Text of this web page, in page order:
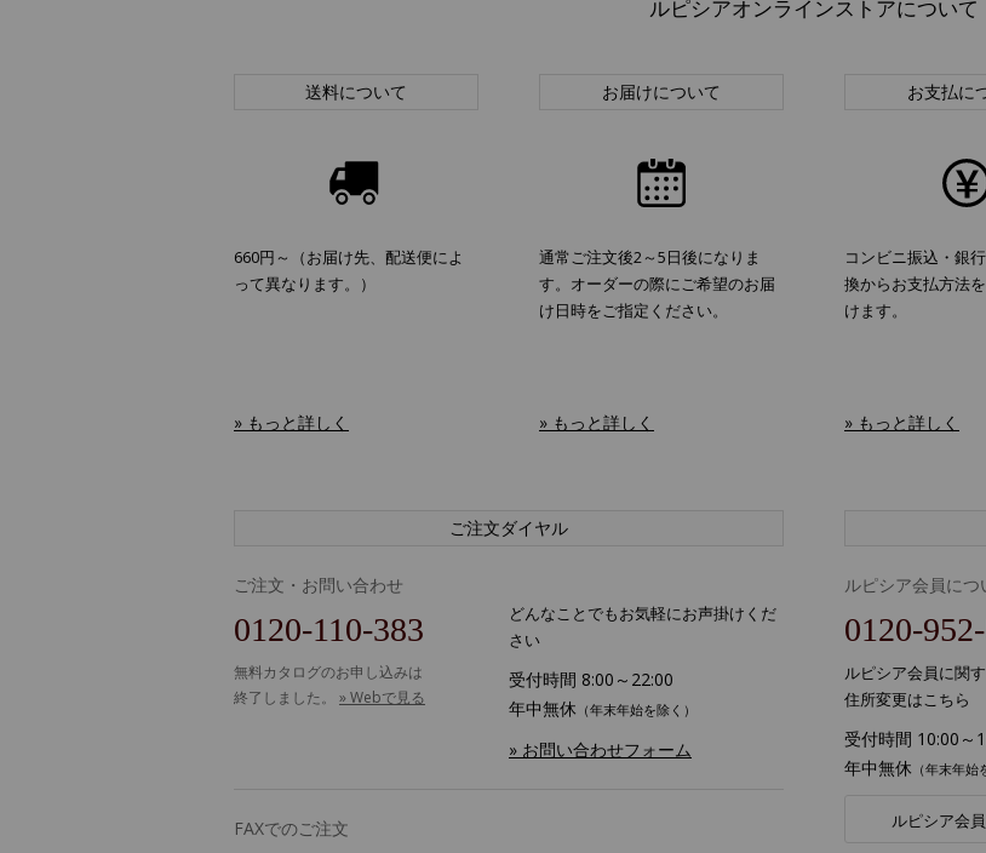
ルピシアオンラインストアについて
送料について
660円～（お届け先、配送便によ
って異なります。）
» もっと詳しく
お届けについて
通常ご注文後2～5日後になりま
す。オーダーの際にご希望のお届
け日時をご指定ください。
» もっと詳しく
お支払に
コンビニ振込・銀
換からお支払方法
けます。
» もっと詳しく
ご注文ダイヤル
ご注文・お問い合わせ
0120-110-383
無料カタログのお申し込みは
終了しました。 » Webで見る
どんなことでもお気軽にお声掛けくだ
さい
受付時間 8:00～22:00
年中無休 （年末年始を除く）
» お問い合わせフォーム
FAXでのご注文
ルピシア会員につ
0120-
ルピシア会員に関
住所変更はこちら
受付時間 10:00～
年中無休 （年末年始
ルピシア会